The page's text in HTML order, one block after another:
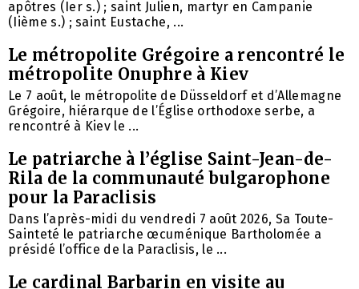
apôtres (Ier s.) ; saint Julien, martyr en Campanie
(Iième s.) ; saint Eustache, ...
Le métropolite Grégoire a rencontré le
métropolite Onuphre à Kiev
Le 7 août, le métropolite de Düsseldorf et d’Allemagne
Grégoire, hiérarque de l’Église orthodoxe serbe, a
rencontré à Kiev le ...
Le patriarche à l’église Saint-Jean-de-
Rila de la communauté bulgarophone
pour la Paraclisis
Dans l’après-midi du vendredi 7 août 2026, Sa Toute-
Sainteté le patriarche œcuménique Bartholomée a
présidé l’office de la Paraclisis, le ...
Le cardinal Barbarin en visite au